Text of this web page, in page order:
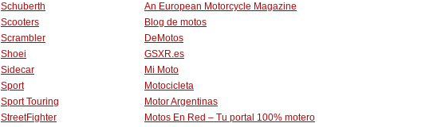
Schuberth
Scooters
Scrambler
Shoei
Sidecar
Sport
Sport Touring
StreetFighter
An European Motorcycle Magazine
Blog de motos
DeMotos
GSXR.es
Mi Moto
Motocicleta
Motor Argentinas
Motos En Red – Tu portal 100% motero